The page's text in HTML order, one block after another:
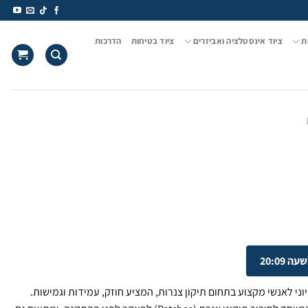
ציוד אינסטלציה ואביזרים ציוד בטיחות הדרכות
לאנשי מקצוע בתחום תיקון צנרות, המציע חוזק, עמידות וגמישות.